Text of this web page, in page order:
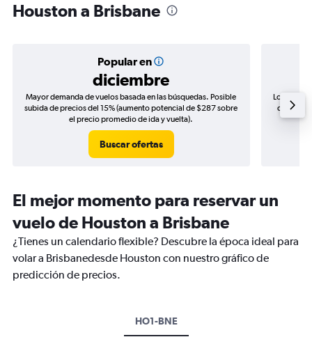
Houston a Brisbane
Popular en
diciembre
Mayor demanda de vuelos basada en las búsquedas. Posible
subida de precios del 15% (aumento potencial de $287 sobre
el precio promedio de ida y vuelta).
Buscar ofertas
Los
de
El mejor momento para reservar un
vuelo de Houston a Brisbane
¿Tienes un calendario flexible? Descubre la época ideal para
volar a Brisbanedesde Houston con nuestro gráfico de
predicción de precios.
HO1-BNE